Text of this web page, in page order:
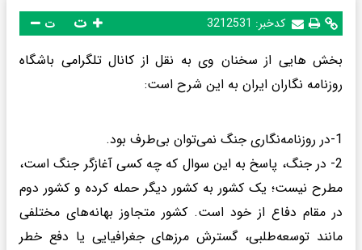
کدخبر: 3212531 ت
بخش هایی از سخنان وی به نقل از کانال تلگرامی باشگاه
روزنامه نگاران ایران به این شرح است:
1-در روزنامه‌نگاری جنگ نمی‌توان بی‌طرف بود.
2- در جنگ، پاسخ به این سوال که چه کسی آغازگر جنگ است،
مطرح نیست؛ یک کشور به کشور دیگر حمله کرده و کشور دوم
در مقام دفاع از خود است. کشور متجاوز بهانه‌های مختلفی
مانند توسعه‌طلبی، گسترش مرزهای جغرافیایی یا دفع خطر